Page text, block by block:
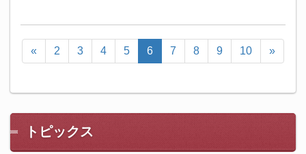
« 2 3 4 5 6 7 8 9 10 »
トピックス